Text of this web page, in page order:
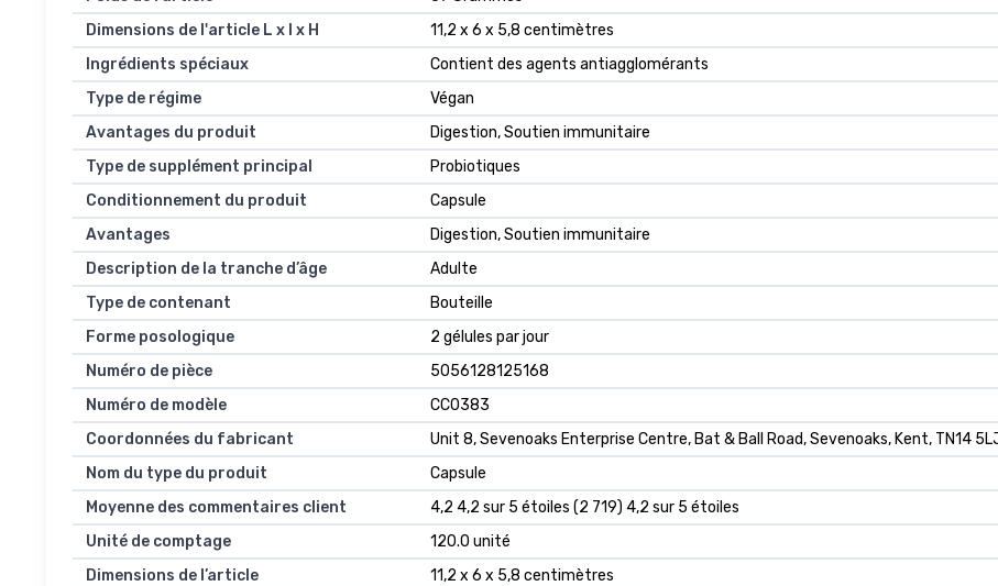
Dimensions de l'article L x l x H
11,2 x 6 x 5,8 centimètres
Ingrédients spéciaux
Contient des agents antiagglomérants
Type de régime
Végan
Avantages du produit
Digestion, Soutien immunitaire
Type de supplément principal
Probiotiques
Conditionnement du produit
Capsule
Avantages
Digestion, Soutien immunitaire
Description de la tranche d’âge
‎Adulte
Type de contenant
Bouteille
Forme posologique
2 gélules par jour
Numéro de pièce
5056128125168
Numéro de modèle
CC0383
Coordonnées du fabricant
Unit 8, Sevenoaks Enterprise Centre, Bat & Ball Road, Sevenoaks, Kent, TN14
Nom du type du produit
Capsule
Moyenne des commentaires client
4,2 4,2 sur 5 étoiles (2 719) 4,2 sur 5 étoiles
Unité de comptage
120.0 unité
Dimensions de l’article
11,2 x 6 x 5,8 centimètres